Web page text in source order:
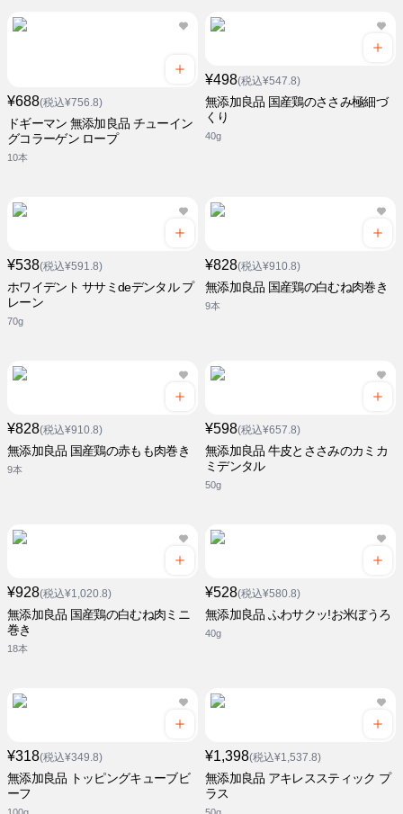
¥688(税込¥756.8)
ドギーマン 無添加良品 チューイン
グコラーゲン ロープ
10本
¥498(税込¥547.8)
無添加良品 国産鶏のささみ極細づ
くり
40g
¥538(税込¥591.8)
ホワイデント ササミdeデンタル プ
レーン
70g
¥828(税込¥910.8)
無添加良品 国産鶏の白むね肉巻き
9本
¥828(税込¥910.8)
無添加良品 国産鶏の赤もも肉巻き
9本
¥598(税込¥657.8)
無添加良品 牛皮とささみのカミカ
ミデンタル
50g
¥928(税込¥1,020.8)
無添加良品 国産鶏の白むね肉ミニ
巻き
18本
¥528(税込¥580.8)
無添加良品 ふわサクッ!お米ぼうろ
40g
¥318(税込¥349.8)
無添加良品 トッピングキューブビ
ーフ
¥1,398(税込¥1,537.8)
無添加良品 アキレススティック プ
ラス